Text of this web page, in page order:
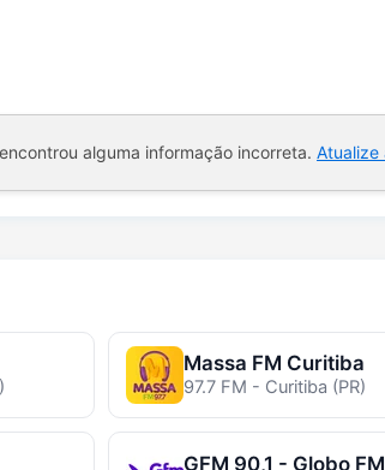
alguma informação incorreta. Atualize
Massa FM Curitiba
97.7 FM - Curitiba (PR)
GFM 90,1 - Globo